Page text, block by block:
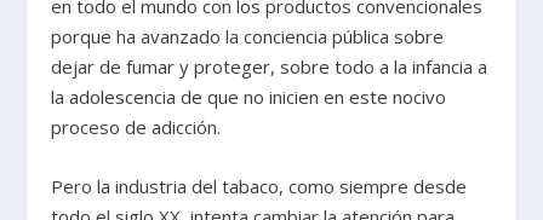
en todo el mundo con los productos convencionales
porque ha avanzado la conciencia pública sobre
dejar de fumar y proteger, sobre todo a la infancia a
la adolescencia de que no inicien en este nocivo
proceso de adicción.
Pero la industria del tabaco, como siempre desde